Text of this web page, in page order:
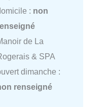
: non
de La
& SPA
dimanche :
renseigné